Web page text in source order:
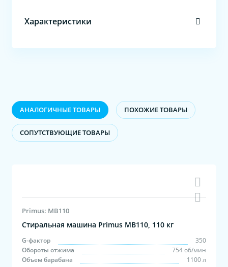
Характеристики
АНАЛОГИЧНЫЕ ТОВАРЫ ПОХОЖИЕ ТОВАРЫ
CОПУТСТВУЮЩИЕ ТОВАРЫ
Primus: MB110
Стиральная машина Primus MB110, 110 кг
G-фактор
350
Обороты отжима
754 об/мин
Объем барабана
1100 л